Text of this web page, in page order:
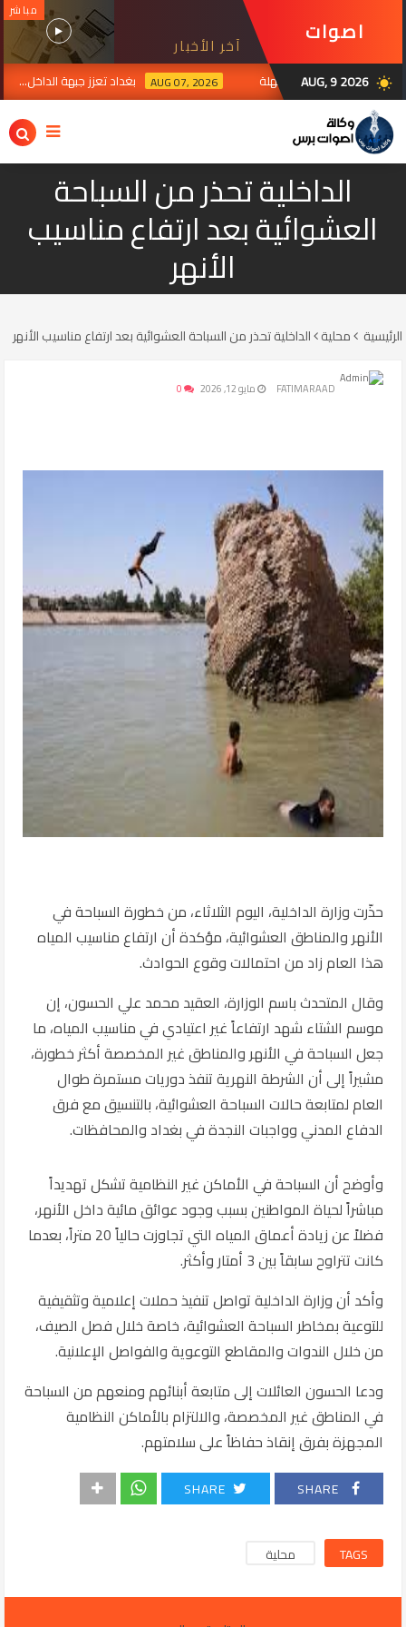
اصوات
برس
آخر الأخبار
مباشر
wb_sunny
AUG, 9 2026
لرد الفصائل بعد انتهاءالمهلة AUG 07, 2026 بغداد تعزز جبهة الداخل...
الداخلية تحذر من السباحة
العشوائية بعد ارتفاع مناسيب
الأنهر
الرئيسية محلية الداخلية تحذر من السباحة العشوائية بعد ارتفاع مناسيب الأنهر
FATIMARAAD مايو 12, 2026
حذّرت وزارة الداخلية، اليوم الثلاثاء، من خطورة السباحة في
الأنهر والمناطق العشوائية، مؤكدة أن ارتفاع مناسيب المياه
هذا العام زاد من احتمالات وقوع الحوادث.
وقال المتحدث باسم الوزارة، العقيد محمد علي الحسون، إن
موسم الشتاء شهد ارتفاعاً غير اعتيادي في مناسيب المياه، ما
جعل السباحة في الأنهر والمناطق غير المخصصة أكثر خطورة،
مشيراً إلى أن الشرطة النهرية تنفذ دوريات مستمرة طوال
العام لمتابعة حالات السباحة العشوائية، بالتنسيق مع فرق
الدفاع المدني وواجبات النجدة في بغداد والمحافظات.
وأوضح أن السباحة في الأماكن غير النظامية تشكل تهديداً
مباشراً لحياة المواطنين بسبب وجود عوائق مائية داخل الأنهر،
فضلاً عن زيادة أعماق المياه التي تجاوزت حالياً 20 متراً، بعدما
كانت تتراوح سابقاً بين 3 أمتار وأكثر.
وأكد أن وزارة الداخلية تواصل تنفيذ حملات إعلامية وتثقيفية
للتوعية بمخاطر السباحة العشوائية، خاصة خلال فصل الصيف،
من خلال الندوات والمقاطع التوعوية والفواصل الإعلانية.
ودعا الحسون العائلات إلى متابعة أبنائهم ومنعهم من السباحة
في المناطق غير المخصصة، والالتزام بالأماكن النظامية
المجهزة بفرق إنقاذ حفاظاً على سلامتهم.
SHARE
SHARE
TAGS محلية